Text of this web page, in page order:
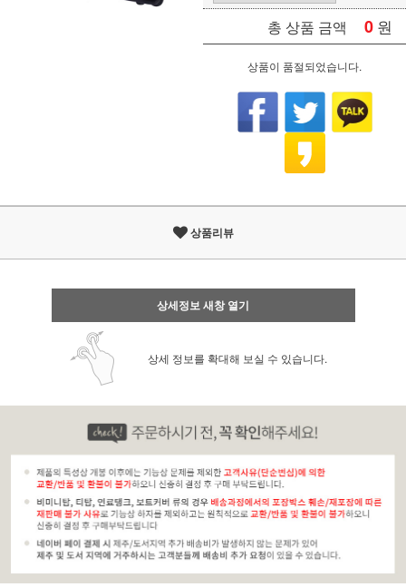
총 상품 금액 0 원
상품이 품절되었습니다.
상품리뷰
상세정보 새창 열기
상세 정보를 확대해 보실 수 있습니다.